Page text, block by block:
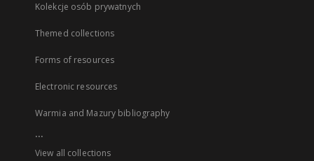
Kolekcje osób prywatnych
Themed collections
Forms of resources
Electronic resources
Warmia and Mazury bibliography
...
View all collections